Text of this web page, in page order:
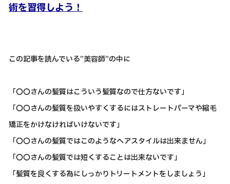
術を習得しよう！
この記事を読んでいる”美容師”の中に
「〇〇さんの髪質はこういう髪質なので仕方ないです」
「〇〇さんの髪質を扱いやすくするにはストレートパーマや縮毛
矯正をかけなければいけないです」
「〇〇さんの髪質ではこのようなヘアスタイルは出来ません」
「〇〇さんの髪質では短くすることは出来ないです」
「髪質を良くする為にしっかりトリートメントをしましょう」